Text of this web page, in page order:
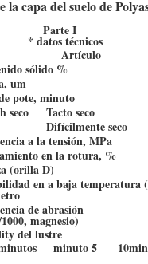
la capa del suelo de
Parte I
* datos técnicos
Artículo
sólido %
um
pote, minuto
seco Tacto seco
Difícilmente seco
a la tensión, MPa
en la rotura, %
(orilla D)
en a baja
de abrasión
magnesio)
del lustre
minuto 5 10min